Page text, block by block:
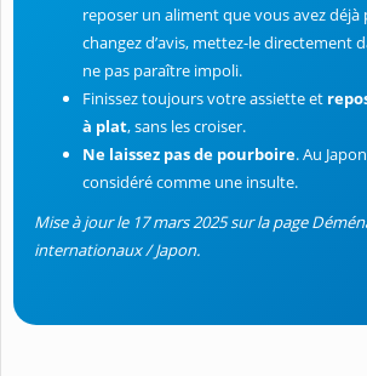
reposer un aliment que vous avez déjà
changez d’avis, mettez-le directement
ne pas paraître impoli.
Finissez toujours votre assiette et
à plat, sans les croiser.
Ne laissez pas de pourboire. Au
considéré comme une insulte.
Mise à jour le 17 mars 2025 sur la page
internationaux / Japon.